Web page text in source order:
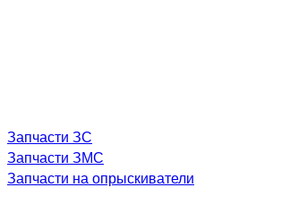
Запчасти ЗС
Запчасти ЗМС
Запчасти на опрыскиватели